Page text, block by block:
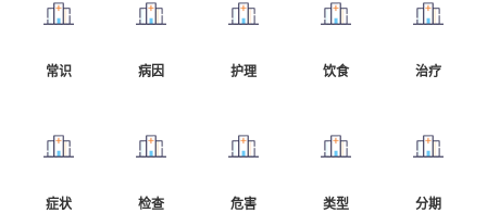
常识 病因 护理 饮食 治疗
症状 检查 危害 类型 分期